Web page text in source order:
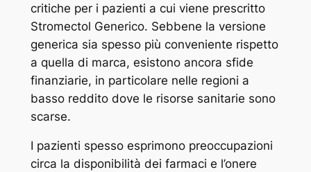
critiche per i pazienti a cui viene prescritto
Stromectol Generico. Sebbene la versione
generica sia spesso più conveniente rispetto
a quella di marca, esistono ancora sfide
finanziarie, in particolare nelle regioni a
basso reddito dove le risorse sanitarie sono
scarse.
I pazienti spesso esprimono preoccupazioni
circa la disponibilità dei farmaci e l’onere